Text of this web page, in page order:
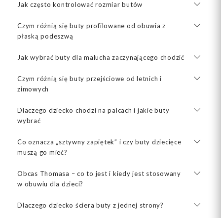
Jak często kontrolować rozmiar butów
Czym różnią się buty profilowane od obuwia z
płaską podeszwą
Jak wybrać buty dla malucha zaczynającego chodzić
Czym różnią się buty przejściowe od letnich i
zimowych
Dlaczego dziecko chodzi na palcach i jakie buty
wybrać
Co oznacza „sztywny zapiętek” i czy buty dziecięce
muszą go mieć?
Obcas Thomasa – co to jest i kiedy jest stosowany
w obuwiu dla dzieci?
Dlaczego dziecko ściera buty z jednej strony?